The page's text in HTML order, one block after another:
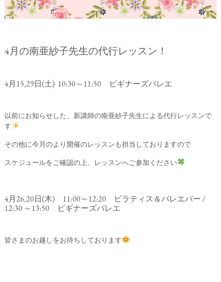
4月の南亜紗子先生の代行レッスン！
4月15,29日(土) 10:30～11:50 ビギナーズバレエ
以前にお知らせした、新講師の南亜紗子先生による代行レッスンで
す
その他に今月のより開催のレッスンも担当しておりますので
スケジュールをご確認の上、レッスンへご参加ください
4月26,20日(木) 11:00～12:20 ピラティス＆バレエバー /
12:30 ～13:50 ビギナーズバレエ
皆さまのお越しをお待ちしております